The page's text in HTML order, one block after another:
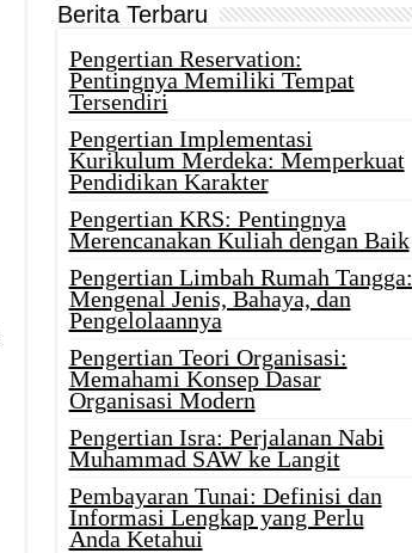
Berita Terbaru
Pengertian Reservation:
Pentingnya Memiliki Tempat
Tersendiri
Pengertian Implementasi
Kurikulum Merdeka: Memperkuat
Pendidikan Karakter
Pengertian KRS: Pentingnya
Merencanakan Kuliah dengan Baik
Pengertian Limbah Rumah Tangga:
Mengenal Jenis, Bahaya, dan
Pengelolaannya
Pengertian Teori Organisasi:
Memahami Konsep Dasar
Organisasi Modern
Pengertian Isra: Perjalanan Nabi
Muhammad SAW ke Langit
Pembayaran Tunai: Definisi dan
Informasi Lengkap yang Perlu
Anda Ketahui